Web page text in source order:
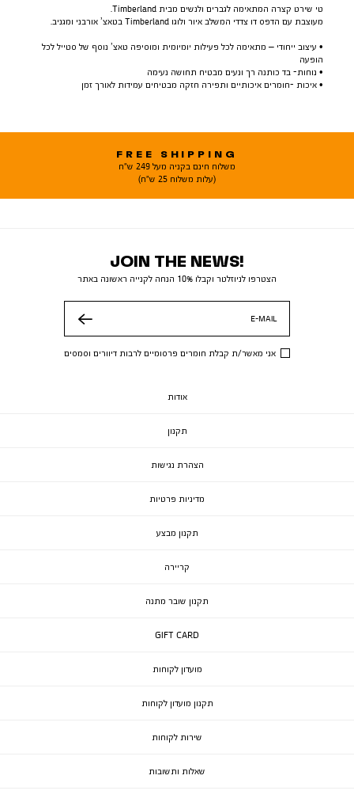
טי שירט קצרה המתאימה לגברים ולנשים מבית Timberland.
מעוצבת עם הדפס דו צדדי המשלב איור ולוגו Timberland בטאצ’ אורבני ומגניב.
• עיצוב ייחודי – מתאימה לכל פעילות יומיומית ומוסיפה טאצ’ נוסף של סטייל לכל
הופעה
• נוחות- בד כותנה רך ונעים מבטיח תחושה נעימה
• איכות -חומרים איכותיים ותפירה חזקה מבטיחים עמידות לאורך זמן
FREE SHIPPING
משלוח חינם בקניה מעל 249 ש"ח
(עלות משלוח 25 ש"ח)
JOIN THE NEWS!
הצטרפו לניוזלטר וקבלו 10% הנחה לקנייה ראשונה באתר
E-MAIL
אני מאשר/ת קבלת חומרים פרסומיים לרבות דיוורים וסמסים
אודות
תקנון
הצהרת נגישות
מדיניות פרטיות
תקנון מבצע
קריירה
תקנון שובר מתנה
GIFT CARD
מועדון לקוחות
תקנון מועדון לקוחות
שירות לקוחות
שאלות ותשובות